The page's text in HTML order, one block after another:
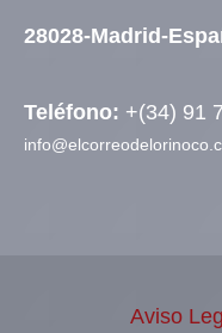
28028-Madrid-
Teléfono: +(34) 91
Aviso